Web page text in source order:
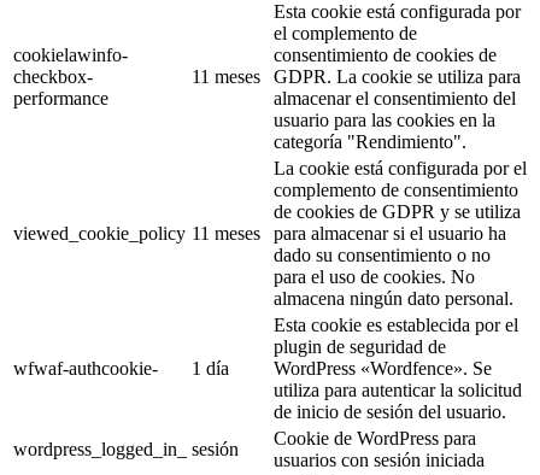
cookielawinfo-
checkbox-
performance
11 meses
Esta cookie está configurada por
el complemento de
consentimiento de cookies de
GDPR. La cookie se utiliza para
almacenar el consentimiento del
usuario para las cookies en la
categoría "Rendimiento".
viewed_cookie_policy 11 meses
La cookie está configurada por el
complemento de consentimiento
de cookies de GDPR y se utiliza
para almacenar si el usuario ha
dado su consentimiento o no
para el uso de cookies. No
almacena ningún dato personal.
wfwaf-authcookie- 1 día
Esta cookie es establecida por el
plugin de seguridad de
WordPress «Wordfence». Se
utiliza para autenticar la solicitud
de inicio de sesión del usuario.
wordpress_logged_in_
sesión
Cookie de WordPress para
usuarios con sesión iniciada